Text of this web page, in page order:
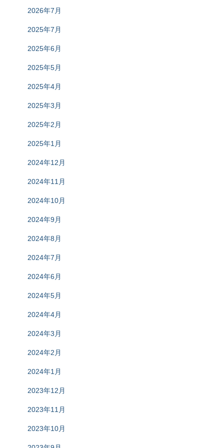
2026年7月
2025年7月
2025年6月
2025年5月
2025年4月
2025年3月
2025年2月
2025年1月
2024年12月
2024年11月
2024年10月
2024年9月
2024年8月
2024年7月
2024年6月
2024年5月
2024年4月
2024年3月
2024年2月
2024年1月
2023年12月
2023年11月
2023年10月